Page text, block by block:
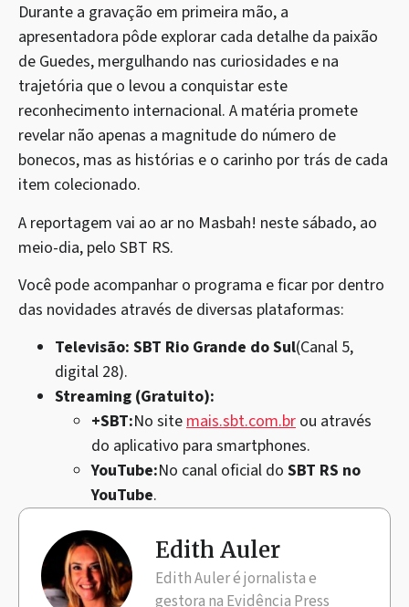
Durante a gravação em primeira mão, a
apresentadora pôde explorar cada detalhe da paixão
de Guedes, mergulhando nas curiosidades e na
trajetória que o levou a conquistar este
reconhecimento internacional. A matéria promete
revelar não apenas a magnitude do número de
bonecos, mas as histórias e o carinho por trás de cada
item colecionado.
A reportagem vai ao ar no Masbah! neste sábado, ao
meio-dia, pelo SBT RS.
Você pode acompanhar o programa e ficar por dentro
das novidades através de diversas plataformas:
Televisão: SBT Rio Grande do Sul(Canal 5,
digital 28).
Streaming (Gratuito):
+SBT:No sitemais.sbt.com.br ou através
do aplicativo para smartphones.
YouTube:No canal oficial do SBT RS no
YouTube.
Edith Auler
Edith Auler é jornalista e
gestora na Evidência Press